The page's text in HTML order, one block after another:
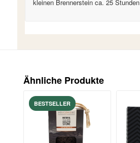
kleinen Brennerstein ca. 25 Stunden
Ähnliche Produkte